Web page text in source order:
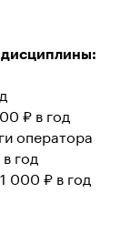
дисциплины:
₽ в год
оператора
год
000 ₽ в год